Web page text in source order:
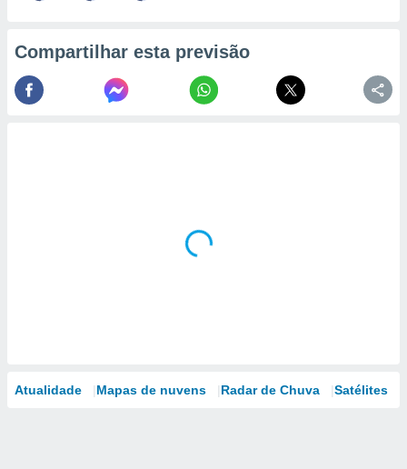
Compartilhar esta previsão
Atualidade Mapas de nuvens Radar de Chuva Satélites